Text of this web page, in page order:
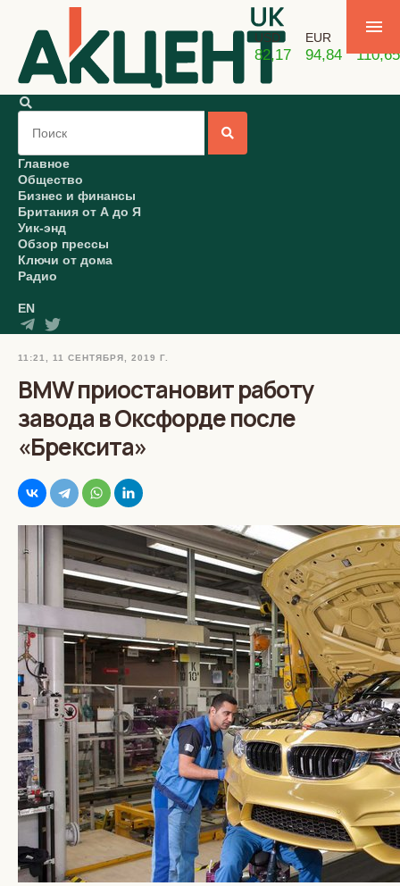
USD
82,17
EUR
94,84 110,65
Главное
Общество
Бизнес и финансы
Британия от А до Я
Уик-энд
Обзор прессы
Ключи от дома
Радио
EN
11:21, 11 СЕНТЯБРЯ, 2019 Г.
BMW приостановит работу
завода в Оксфорде после
«Брексита»